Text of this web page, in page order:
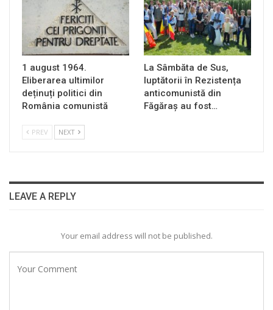
1 august 1964.
Eliberarea ultimilor
deținuți politici din
România comunistă
La Sâmbăta de Sus,
luptătorii în Rezistența
anticomunistă din
Făgăraș au fost…
PREV NEXT
LEAVE A REPLY
Your email address will not be published.